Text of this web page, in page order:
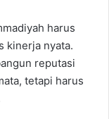
harus
kinerja nyata.
reputasi
tetapi harus